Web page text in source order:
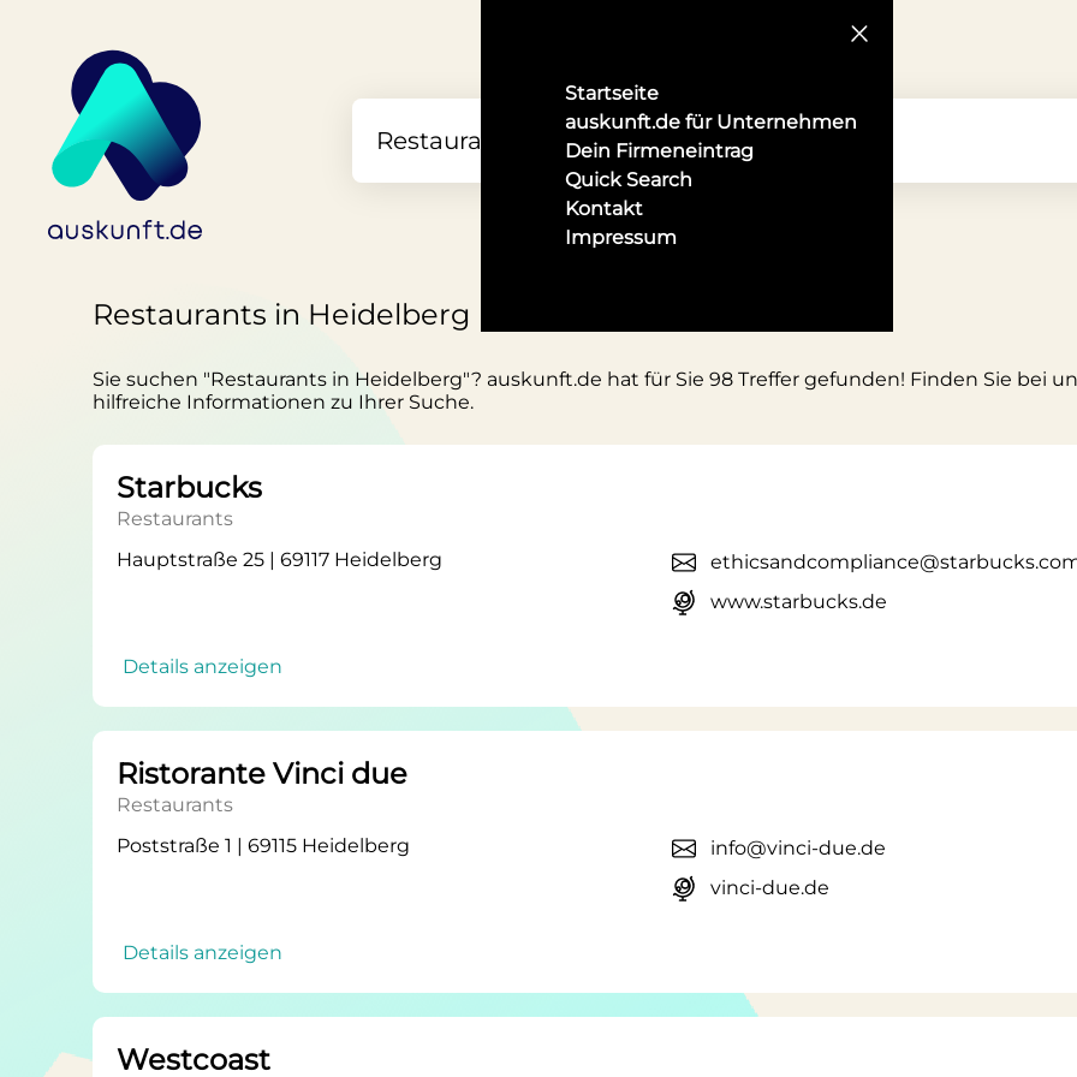
Startseite
auskunft.de für Unternehmen
Dein Firmeneintrag
Quick Search
Kontakt
Impressum
Restaurants in Heidelberg
Sie suchen "Restaurants in Heidelberg"? auskunft.de hat für Sie 98 Treffer gefunden! Finden Sie bei
hilfreiche Informationen zu Ihrer Suche.
Starbucks
Restaurants
Hauptstraße 25 | 69117 Heidelberg
Details anzeigen
www.starbucks.de
Ristorante Vinci due
Restaurants
Poststraße 1 | 69115 Heidelberg
Details anzeigen
info@vinci-due.de
vinci-due.de
Westcoast